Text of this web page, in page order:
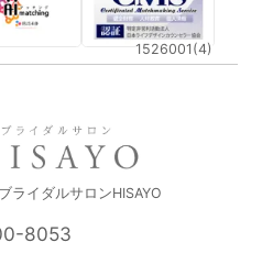
1526001(4)
ライダルサロンHISAYO
8053